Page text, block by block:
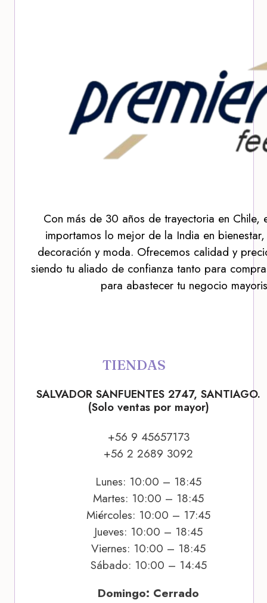
Con más de 30 años de trayectoria en Chile,
importamos lo mejor de la India en
decoración y moda. Ofrecemos calidad y
siendo tu aliado de confianza tanto para
para abastecer tu negocio
TIENDAS
SALVADOR SANFUENTES 2747, SANTIAGO.
(Solo ventas por mayor)
+56 9 45657173
+56 2 2689 3092
Lunes: 10:00 – 18:45
Martes: 10:00 – 18:45
Miércoles: 10:00 – 17:45
Jueves: 10:00 – 18:45
Viernes: 10:00 – 18:45
Sábado: 10:00 – 14:45
Domingo: Cerrado